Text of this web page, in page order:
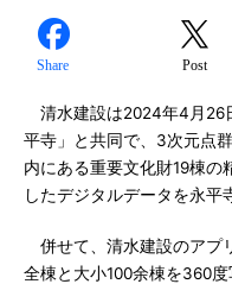
Share Post
清水建設は2024年4月26
平寺」と共同で、3次元点
内にある重要文化財19棟の
したデジタルデータを永平
併せて、清水建設のアプ
全棟と大小100余棟を360